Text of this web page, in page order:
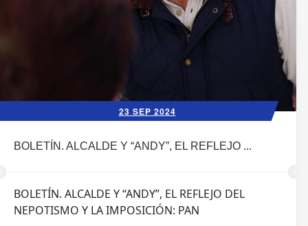
23 SEP 2024
BOLETÍN. ALCALDE Y “ANDY”, EL REFLEJO ...
BOLETÍN. ALCALDE Y “ANDY”, EL REFLEJO DEL
NEPOTISMO Y LA IMPOSICIÓN: PAN